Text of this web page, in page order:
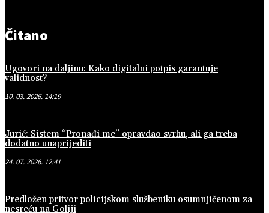
Čitano
Ugovori na daljinu: Kako digitalni potpis garantuje
validnost?
10. 03. 2026. 14:19
Jurić: Sistem “Pronađi me” opravdao svrhu, ali ga treba
dodatno unaprijediti
24. 07. 2026. 12:41
Predložen pritvor policijskom službeniku osumnjičenom za
nesreću na Goliji